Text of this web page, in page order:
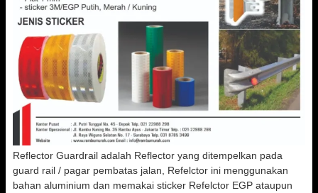
Reflector Guardrail adalah Reflector yang ditempelkan pada
guard rail / pagar pembatas jalan, Refelctor ini menggunakan
bahan aluminium dan memakai sticker Refelctor EGP ataupun